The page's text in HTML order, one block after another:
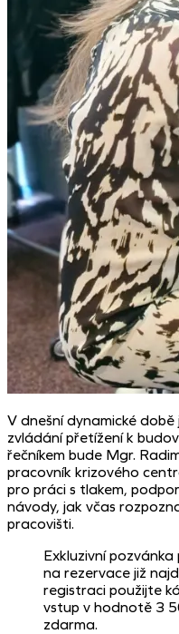
V dnešní dynamické
zvládání přetížení k
řečníkem bude Mgr.
pracovník krizového
pro práci s tlakem,
návody, jak včas
pracovišti.
Exkluzivní
na rezervace již
registraci použijte
vstup v hodnotě 3
zdarma.